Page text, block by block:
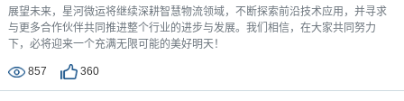
展望未来，星河微运将继续深耕智慧物流领域，不断探索前沿技术应用，并寻求
与更多合作伙伴共同推进整个行业的进步与发展。我们相信，在大家共同努力
下，必将迎来一个充满无限可能的美好明天！
857 360